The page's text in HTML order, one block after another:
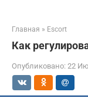
Главная » Escort
Как
Опубликовано: 22